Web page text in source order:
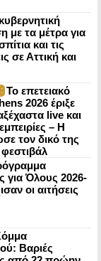
με τα μέτρα για
και τις
σε Αττική και
Το επετειακό
2026 έριξε
live και
– Η
τον δικό της
για Όλους 2026-
οι αιτήσεις
Βαριές